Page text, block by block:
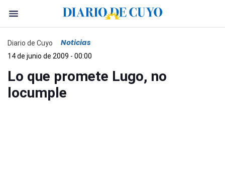
Diario de Cuyo Noticias
14 de junio de 2009 - 00:00
Lo que promete Lugo, no
locumple